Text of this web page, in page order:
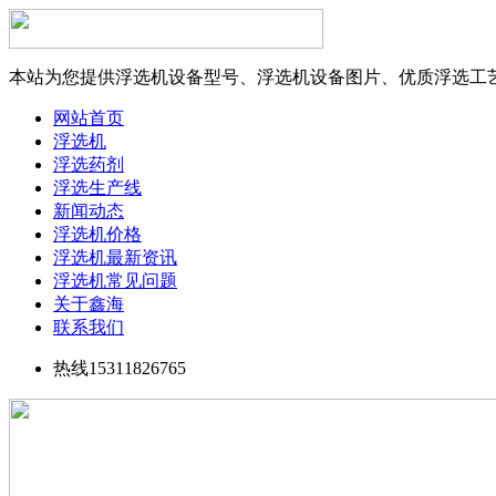
本站为您提供浮选机设备型号、浮选机设备图片、优质浮选工
网站首页
浮选机
浮选药剂
浮选生产线
新闻动态
浮选机价格
浮选机最新资讯
浮选机常见问题
关于鑫海
联系我们
热线15311826765